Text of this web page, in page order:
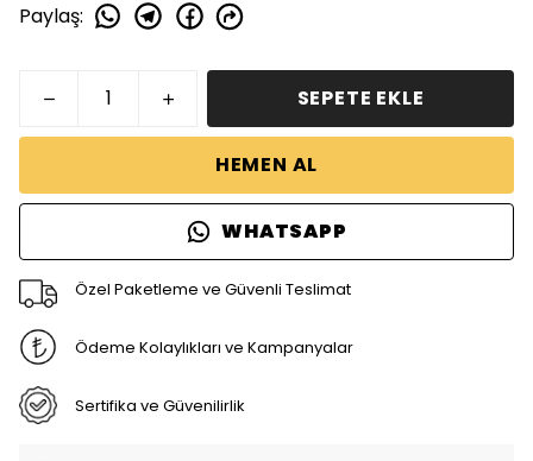
Paylaş:
SEPETE EKLE
HEMEN AL
WHATSAPP
Özel Paketleme ve Güvenli Teslimat
Ödeme Kolaylıkları ve Kampanyalar
Sertifika ve Güvenilirlik